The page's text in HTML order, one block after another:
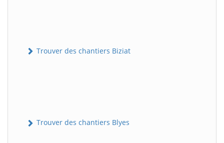
Trouver des chantiers Biziat
Trouver des chantiers Blyes